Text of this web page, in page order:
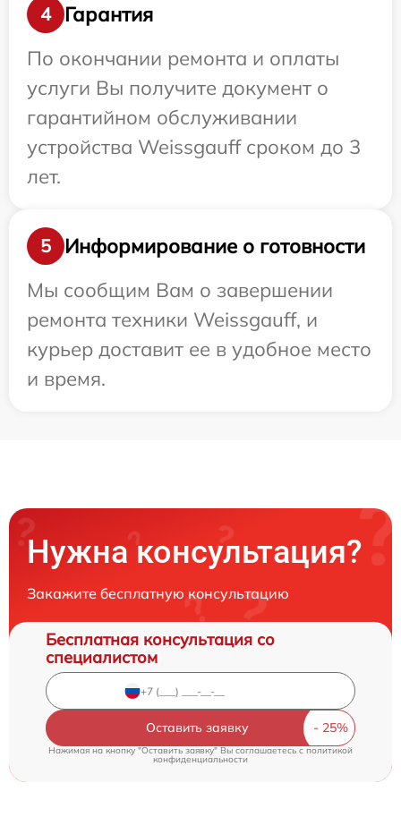
4
Гарантия
По окончании ремонта и оплаты
услуги Вы получите документ о
гарантийном обслуживании
устройства Weissgauff сроком до 3
лет.
5
Информирование о готовности
Мы сообщим Вам о завершении
ремонта техники Weissgauff, и
курьер доставит ее в удобное место
и время.
Нужна консультация?
Закажите бесплатную консультацию
Бесплатная консультация со
специалистом
Оставить заявку
Нажимая на кнопку "Оставить заявку" Вы соглашаетесь c политикой
конфиденциальности